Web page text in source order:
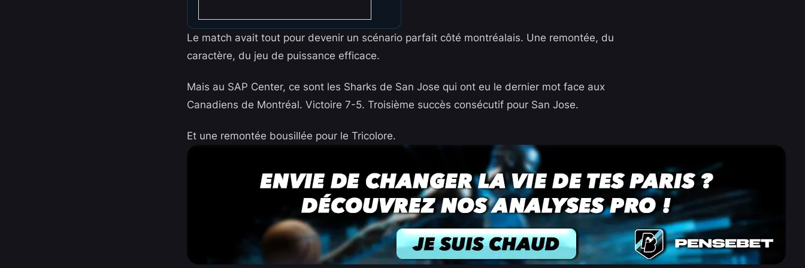
Le match avait tout pour devenir un scénario parfait côté montréalais. Une remontée, du
caractère, du jeu de puissance efficace.
Mais au SAP Center, ce sont les Sharks de San Jose qui ont eu le dernier mot face aux
Canadiens de Montréal. Victoire 7-5. Troisième succès consécutif pour San Jose.
Et une remontée bousillée pour le Tricolore.